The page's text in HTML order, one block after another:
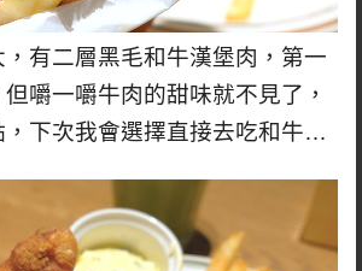
有二層黑毛和牛漢堡肉，第一
嚼一嚼牛肉的甜味就不見了，
，下次我會選擇直接去吃和牛…